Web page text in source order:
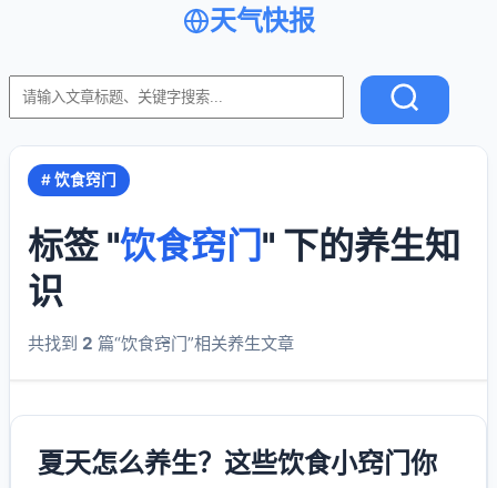
天气快报
# 饮食窍门
标签 "饮食窍门" 下的养生知
识
共找到 2 篇“饮食窍门”相关养生文章
夏天怎么养生？这些饮食小窍门你